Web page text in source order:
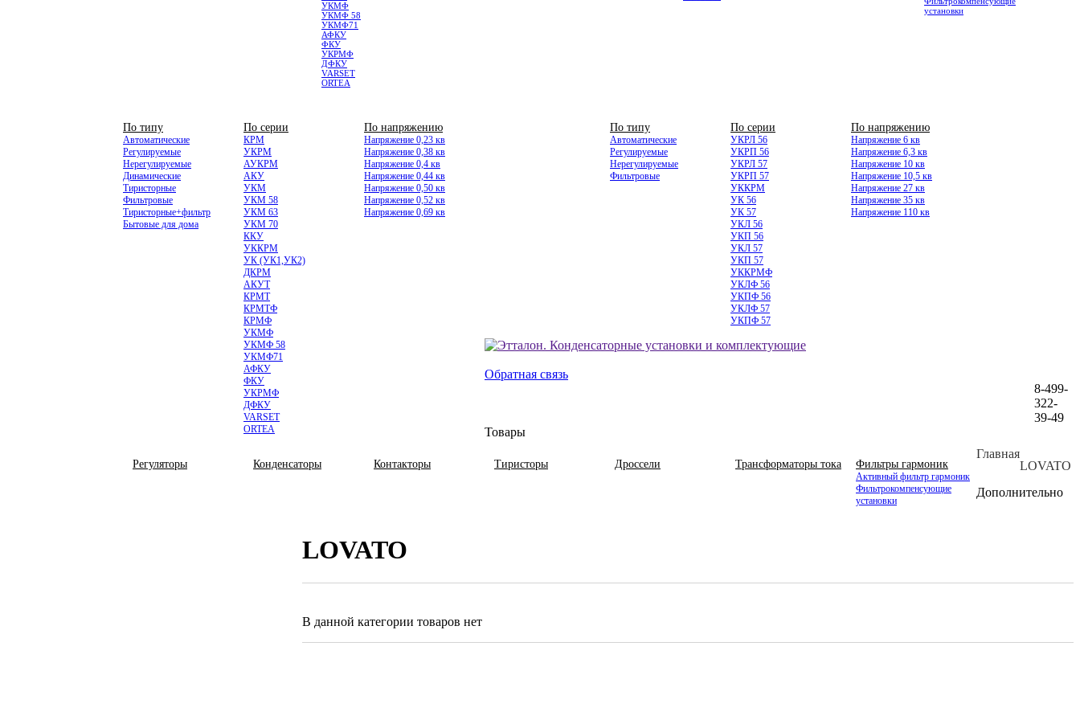
УКМФ
УКМФ 58
УКМФ71
АФКУ
ФКУ
УКРМФ
ДФКУ
VARSET
ORTEA
установки
По типу
Автоматические
Регулируемые
Нерегулируемые
Динамические
Тиристорные
Фильтровые
Тиристорные+фильтр
Бытовые для дома
По серии
КРМ
УКРМ
АУКРМ
АКУ
УКМ
УКМ 58
УКМ 63
УКМ 70
ККУ
УККРМ
УК (УК1,УК2)
ДКРМ
АКУТ
КРМТ
КРМТФ
КРМФ
УКМФ
УКМФ 58
УКМФ71
АФКУ
ФКУ
УКРМФ
ДФКУ
VARSET
ORTEA
По напряжению
Напряжение 0,23 кв
Напряжение 0,38 кв
Напряжение 0,4 кв
Напряжение 0,44 кв
Напряжение 0,50 кв
Напряжение 0,52 кв
Напряжение 0,69 кв
По типу
Автоматические
Регулируемые
Нерегулируемые
Фильтровые
По серии
УКРЛ 56
УКРП 56
УКРЛ 57
УКРП 57
УККРМ
УК 56
УК 57
УКЛ 56
УКП 56
УКЛ 57
УКП 57
УККРМФ
УКЛФ 56
УКПФ 56
УКЛФ 57
УКПФ 57
По напряжению
Напряжение 6 кв
Напряжение 6,3 кв
Напряжение 10 кв
Напряжение 10,5 кв
Напряжение 27 кв
Напряжение 35 кв
Напряжение 110 кв
Регуляторы Конденсаторы Контакторы Тиристоры Дроссели Трансформаторы тока Фильтры гармоник
Активный фильтр гармоник
Фильтрокомпенсующие
установки
Главная
LOVATO
LOVATO
В данной категории товаров нет
Обратная связь
8-499-
322-
39-49
Товары
Дополнительно